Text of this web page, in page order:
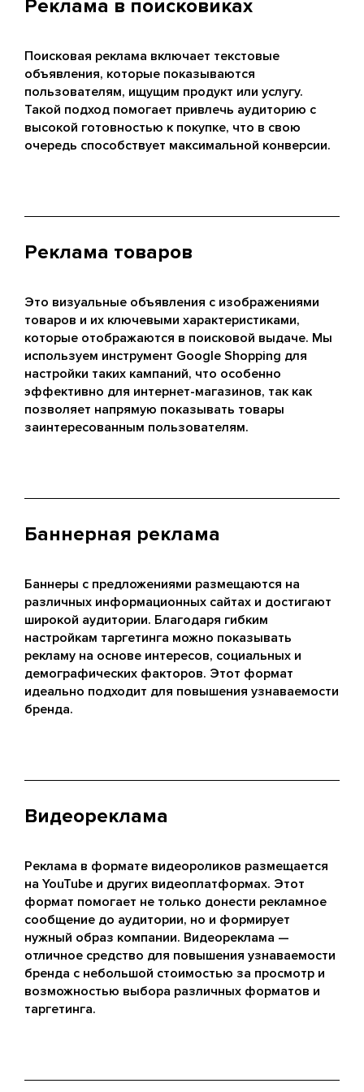
Реклама в поисковиках
Поисковая реклама включает текстовые
объявления, которые показываются
пользователям, ищущим продукт или услугу.
Такой подход помогает привлечь аудиторию с
высокой готовностью к покупке, что в свою
очередь способствует максимальной конверсии.
Реклама товаров
Это визуальные объявления с изображениями
товаров и их ключевыми характеристиками,
которые отображаются в поисковой выдаче. Мы
используем инструмент Google Shopping для
настройки таких кампаний, что особенно
эффективно для интернет-магазинов, так как
позволяет напрямую показывать товары
заинтересованным пользователям.
Баннерная реклама
Баннеры с предложениями размещаются на
различных информационных сайтах и достигают
широкой аудитории. Благодаря гибким
настройкам таргетинга можно показывать
рекламу на основе интересов, социальных и
демографических факторов. Этот формат
идеально подходит для повышения узнаваемости
бренда.
Видеореклама
Реклама в формате видеороликов размещается
на YouTube и других видеоплатформах. Этот
формат помогает не только донести рекламное
сообщение до аудитории, но и формирует
нужный образ компании. Видеореклама —
отличное средство для повышения узнаваемости
бренда с небольшой стоимостью за просмотр и
возможностью выбора различных форматов и
таргетинга.